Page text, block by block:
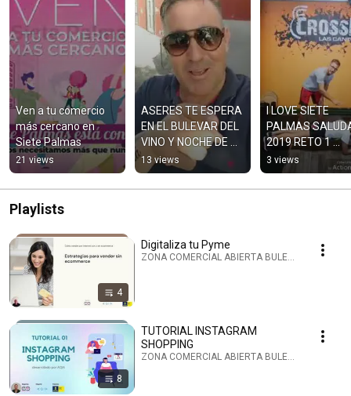
Ven a tu comercio
más cercano en
Siete Palmas
21 views
ASERES TE ESPERA
EN EL BULEVAR DEL
VINO Y NOCHE DE
FINAOS 2019
13 views
I LOVE SIETE
PALMAS
2019 RETO 1
PLANCHA
3 views
Playlists
4
Digitaliza tu Pyme
ZONA COMERCIAL ABIERTA BULEVAR SIETE
8
TUTORIAL INSTAGRAM
SHOPPING
ZONA COMERCIAL ABIERTA BULEVAR SIETE